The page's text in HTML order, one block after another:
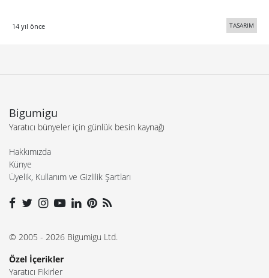
14 yıl önce TASARIM
Bigumigu
Yaratıcı bünyeler için günlük besin kaynağı
Hakkımızda
Künye
Üyelik, Kullanım ve Gizlilik Şartları
© 2005 - 2026 Bigumigu Ltd.
Özel İçerikler
Yaratıcı Fikirler